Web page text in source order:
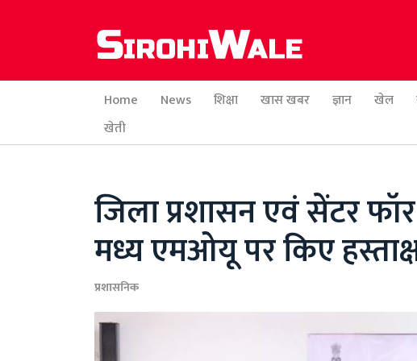
Home News शिक्षा खास खबर ज्ञान खेल
खेती
जिला प्रशासन एवं सेंटर
मध्य एमओयू पर किए
प्रशासनिक